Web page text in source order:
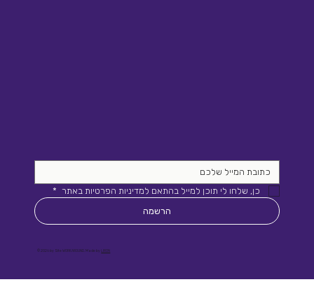
כן, שלחו לי תוכן למייל בהתאם למדיניות הפרטיות באתר *
הרשמה
© 2026 by Site WORKAROUND. Made byLIRON